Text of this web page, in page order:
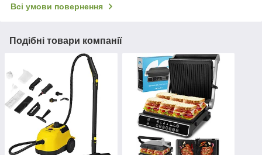
Всі умови повернення
Подібні товари компанії